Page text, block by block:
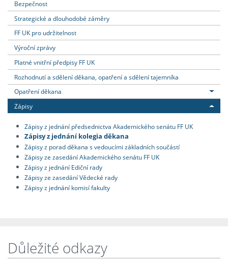
Bezpečnost
Strategické a dlouhodobé záměry
FF UK pro udržitelnost
Výroční zprávy
Platné vnitřní předpisy FF UK
Rozhodnutí a sdělení děkana, opatření a sdělení tajemníka
Opatření děkana
Zápisy
Zápisy z jednání předsednictva Akademického senátu FF UK
Zápisy z jednání kolegia děkana
Zápisy z porad děkana s vedoucími základních součástí
Zápisy ze zasedání Akademického senátu FF UK
Zápisy z jednání Ediční rady
Zápisy ze zasedání Vědecké rady
Zápisy z jednání komisí fakulty
Důležité odkazy